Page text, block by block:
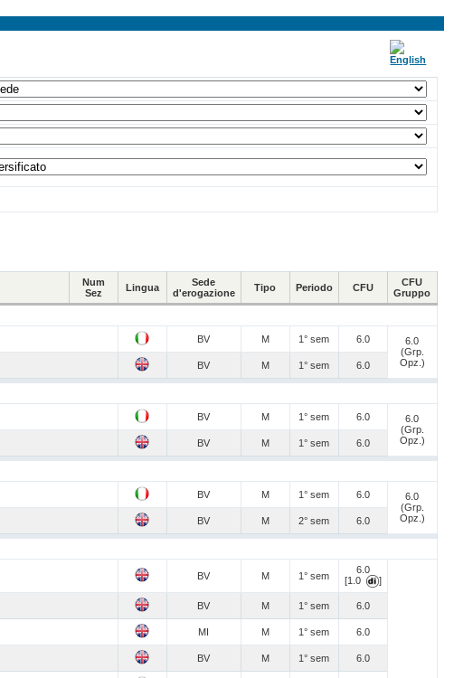
Num
Sez
Lingua
Sede
d'erogazione
Tipo Periodo CFU
CFU
Gruppo
BV M 1° sem 6.0
6.0
(Grp.
Opz.)
BV M 1° sem 6.0
BV M 1° sem 6.0
6.0
(Grp.
Opz.)
BV M 1° sem 6.0
BV M 1° sem 6.0
6.0
(Grp.
Opz.)
BV M 2° sem 6.0
BV M 1° sem
6.0
[1.0
]
BV M 1° sem 6.0
MI M 1° sem 6.0
BV M 1° sem 6.0